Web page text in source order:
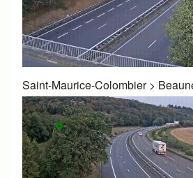
Saint-Maurice-Colombier>